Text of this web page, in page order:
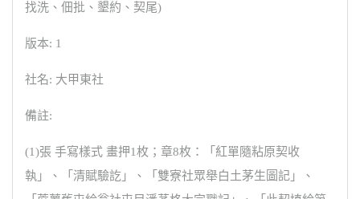
找洗、佃批、墾約、契尾)
版本: 1
社名: 大甲東社
備註:
(1)張 手寫樣式 畫押1枚；章8枚：「紅單隨粘原契收
執」、「清賦驗訖」、「雙寮社眾舉白土茅生圖記」、